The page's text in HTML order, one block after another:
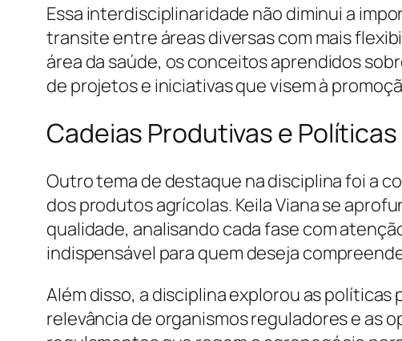
Essa interdisciplinaridade não diminui a
transite entre áreas diversas com mais
área da saúde, os conceitos aprendidos
de projetos e iniciativas que visem à
Cadeias Produtivas e
Outro tema de destaque na disciplina foi a
dos produtos agrícolas. Keila Viana se
qualidade, analisando cada fase com
indispensável para quem deseja
Além disso, a disciplina explorou as
relevância de organismos reguladores e as